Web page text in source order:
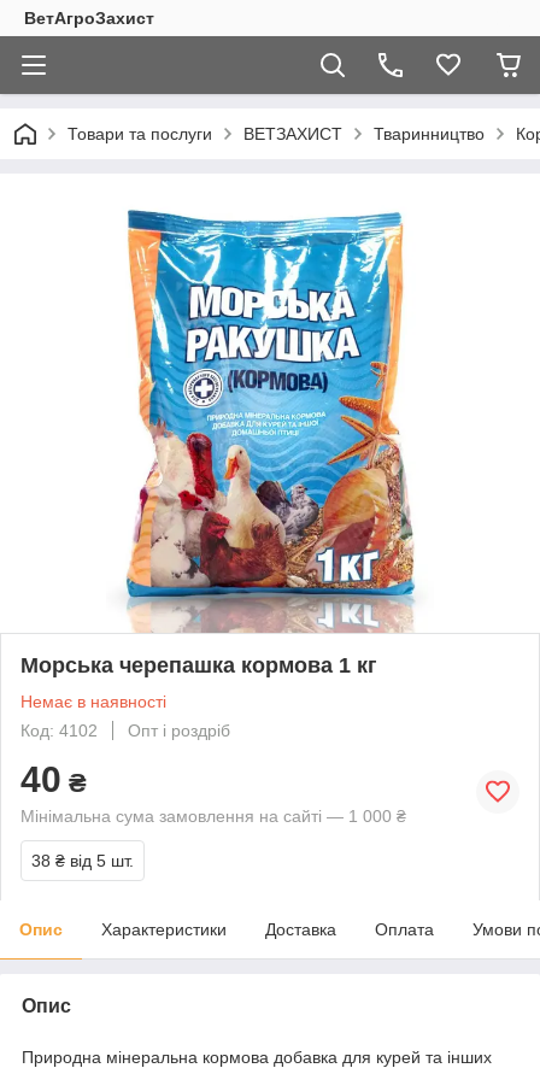
ВетАгроЗахист
Товари та послуги ВЕТЗАХИСТ Тваринництво
Морська черепашка кормова 1 кг
Немає в наявності
Код: 4102
Опт і роздріб
40 ₴
Мінімальна сума замовлення на сайті — 1 000 ₴
38 ₴ від 5 шт.
Опис Характеристики Доставка Оплата Умови
Опис
Природна мінеральна кормова добавка для курей та інших